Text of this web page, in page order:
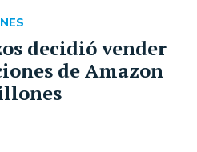
decidió vender
de Amazon